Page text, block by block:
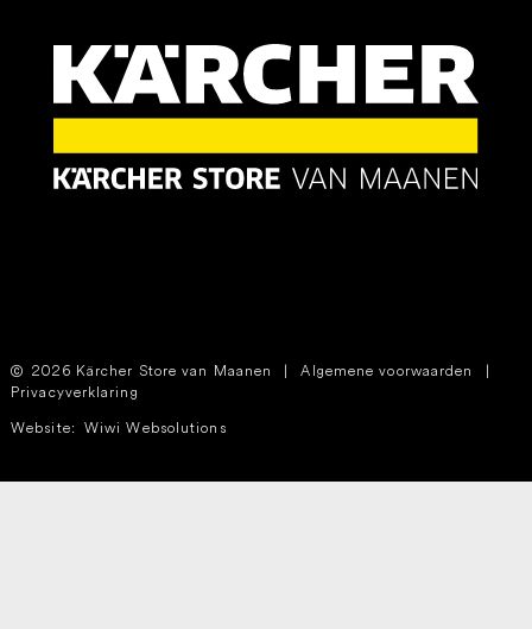
2026 Kärcher Store van Maanen | Algemene voorwaarden
|
Privacyverklaring
Website: Wiwi Websolutions